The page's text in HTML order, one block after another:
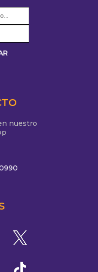
nuestro